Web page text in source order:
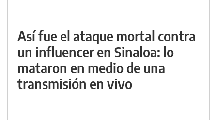
Así fue el ataque mortal contra
un influencer en Sinaloa: lo
mataron en medio de una
transmisión en vivo